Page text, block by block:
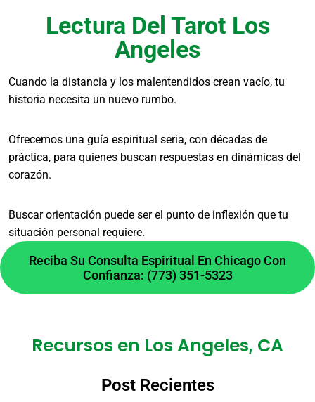
Sí, utilizamos elementos de alta calidad como
velones consagrados, hierbas selectas, aceites
rituales y polvos especializados. La selección
se hace de manera personalizada para cada
¿Es ético realizar un amarre
por venganza?
No, la ética espiritual prohíbe usar estos
conocimientos para causar daño o manipular la
libre voluntad con malas intenciones. Nuestra
práctica se enfoca en el amor genuino, la
de familia en Los Angeles,
Lectura Del Tarot Los
Angeles
Cuando la distancia y los malentendidos crean vacío, tu
historia necesita un nuevo rumbo.
Ofrecemos una guía espiritual seria, con décadas de
práctica, para quienes buscan respuestas en dinámicas del
corazón.
Buscar orientación puede ser el punto de inflexión que tu
situación personal requiere.
Reciba Su Consulta Espiritual En Chicago Con
Confianza: (773) 351-5323
Recursos en Los Angeles, CA
Post Recientes